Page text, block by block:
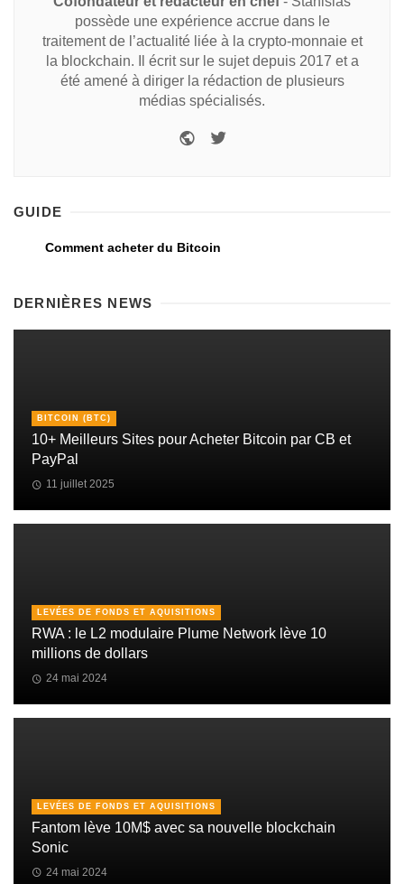
possède une expérience accrue dans le
traitement de l’actualité liée à la crypto-monnaie et
la blockchain. Il écrit sur le sujet depuis 2017 et a
été amené à diriger la rédaction de plusieurs
médias spécialisés.
GUIDE
Comment acheter du Bitcoin
DERNIÈRES NEWS
BITCOIN (BTC)
10+ Meilleurs Sites pour Acheter Bitcoin par CB et
PayPal
11 juillet 2025
LEVÉES DE FONDS ET AQUISITIONS
RWA : le L2 modulaire Plume Network lève 10
millions de dollars
24 mai 2024
LEVÉES DE FONDS ET AQUISITIONS
Fantom lève 10M$ avec sa nouvelle blockchain
Sonic
24 mai 2024